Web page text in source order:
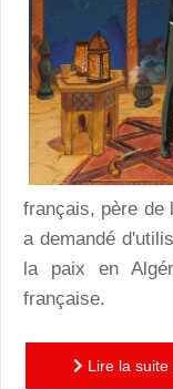
français, père de
a demandé
la paix en
française.
Lire la